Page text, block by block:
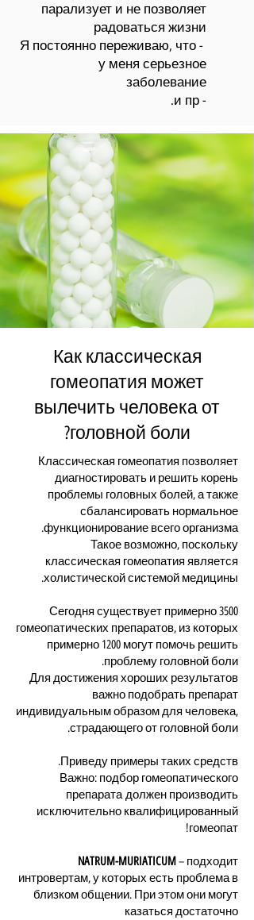
парализует и не позволяет
радоваться жизни
- Я постоянно переживаю, что
у меня серьезное
заболевание
- и пр.
Как классическая
гомеопатия может
вылечить человека от
головной боли?
Классическая гомеопатия позволяет
диагностировать и решить корень
проблемы головных болей, а также
сбалансировать нормальное
функционирование всего организма.
Такое возможно, поскольку
классическая гомеопатия является
холистической системой медицины.
Сегодня существует примерно 3500
гомеопатических препаратов, из которых
примерно 1200 могут помочь решить
проблему головной боли.
Для достижения хороших результатов
важно подобрать препарат
индивидуальным образом для человека,
страдающего от головной боли.
Приведу примеры таких средств.
Важно: подбор гомеопатического
препаратадолжен производить
исключительно квалифицированный
гомеопат!
NATRUM-MURIATICUM– подходит
интровертам, у которых есть проблема в
близком общении. При этом они могут
казаться достаточно